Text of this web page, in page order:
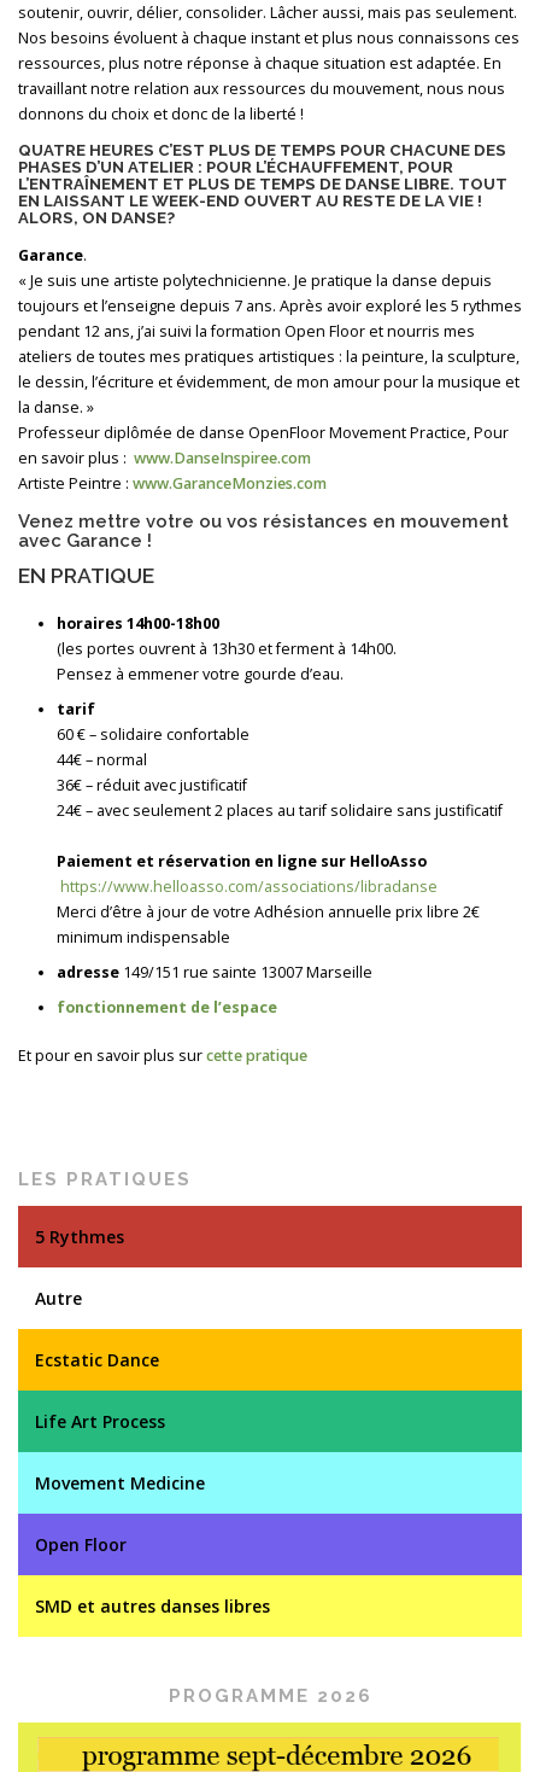
soutenir, ouvrir, délier, consolider. Lâcher aussi, mais pas seulement.
Nos besoins évoluent à chaque instant et plus nous connaissons ces
ressources, plus notre réponse à chaque situation est adaptée. En
travaillant notre relation aux ressources du mouvement, nous nous
donnons du choix et donc de la liberté !
QUATRE HEURES C’EST PLUS DE TEMPS POUR CHACUNE DES
PHASES D’UN ATELIER : POUR L’ÉCHAUFFEMENT, POUR
L’ENTRAÎNEMENT ET PLUS DE TEMPS DE DANSE LIBRE. TOUT
EN LAISSANT LE WEEK-END OUVERT AU RESTE DE LA VIE !
ALORS, ON DANSE?
Garance.
« Je suis une artiste polytechnicienne. Je pratique la danse depuis
toujours et l’enseigne depuis 7 ans. Après avoir exploré les 5 rythmes
pendant 12 ans, j’ai suivi la formation Open Floor et nourris mes
ateliers de toutes mes pratiques artistiques : la peinture, la sculpture,
le dessin, l’écriture et évidemment, de mon amour pour la musique et
la danse. »
Professeur diplômée de danse OpenFloor Movement Practice, Pour
en savoir plus : www.DanseInspiree.com
Artiste Peintre : www.GaranceMonzies.com
Venez mettre votre ou vos résistances en mouvement
avec Garance !
EN PRATIQUE
horaires 14h00-18h00
(les portes ouvrent à 13h30 et ferment à 14h00.
Pensez à emmener votre gourde d’eau.
tarif
60 € – solidaire confortable
44€ – normal
36€ – réduit avec justificatif
24€ – avec seulement 2 places au tarif solidaire sans justificatif
Paiement et réservation en ligne sur HelloAsso
https://www.helloasso.com/associations/libradanse
Merci d’être à jour de votre Adhésion annuelle prix libre 2€
minimum indispensable
adresse 149/151 rue sainte 13007 Marseille
fonctionnement de l’espace
Et pour en savoir plus surcette pratique
LES PRATIQUES
5 Rythmes
Autre
Ecstatic Dance
Life Art Process
Movement Medicine
Open Floor
SMD et autres danses libres
PROGRAMME 2026